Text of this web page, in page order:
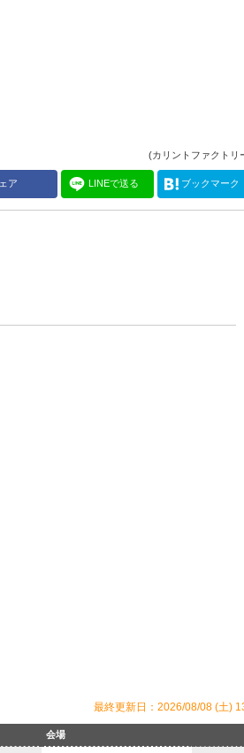
(カリントファクトリ
ア LINEで送る ブックマーク
最終更新日：2026/08/08 (土)
会場